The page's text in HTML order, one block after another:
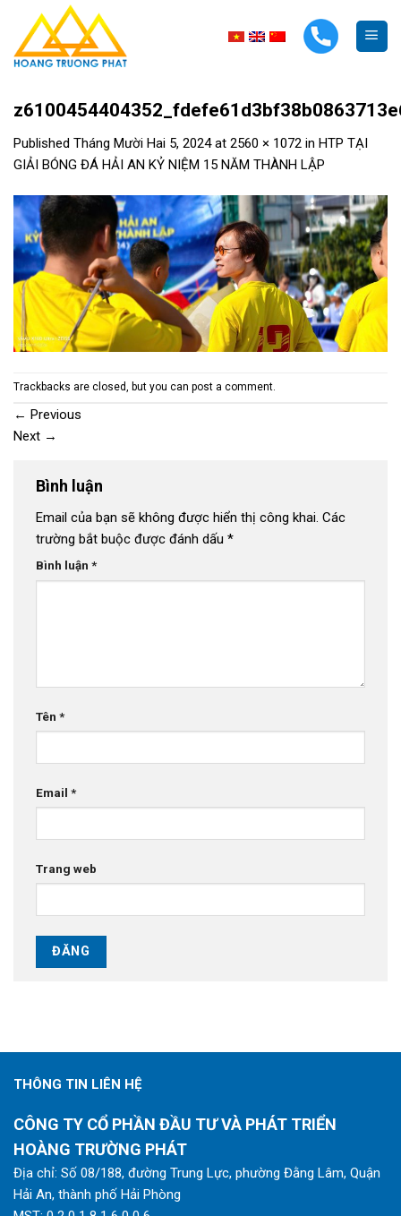
content
Published Tháng Mười Hai 5, 2024at 2560 × 1072 in HTP TẠI
GIẢI BÓNG ĐÁ HẢI AN KỶ NIỆM 15 NĂM THÀNH LẬP
Trackbacks are closed, but you can post a comment
← Previous
Next →
Bình luận
Email của bạn sẽ không được hiển thị công khai. Các
trường bắt buộc được đánh dấu *
Bình luận *
Tên *
Email *
Trang web
THÔNG TIN LIÊN HỆ
CÔNG TY CỔ PHẦN ĐẦU TƯ VÀ PHÁT TRIỂN
HOÀNG TRƯỜNG PHÁT
Địa chỉ: Số 08/188, đường Trung Lực, phường Đằng Lâm, Quận
Hải An, thành phố Hải Phòng